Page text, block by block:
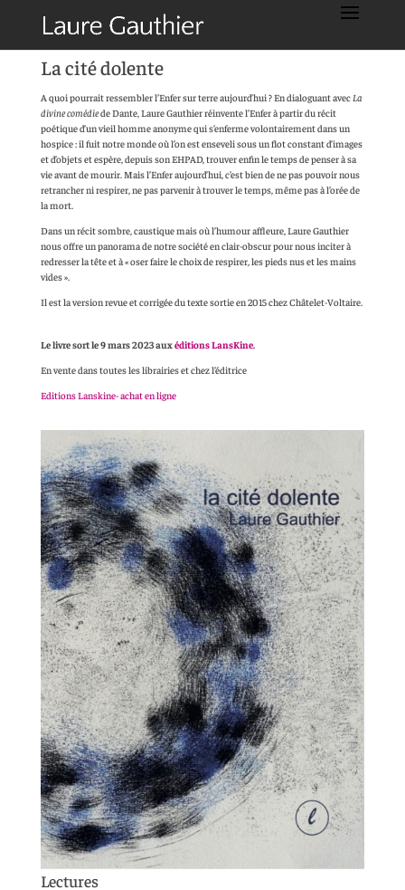
La cité dolente
A quoi pourrait ressembler l’Enfer sur terre aujourd’hui ? En dialoguant avec La
divine comédiede Dante, Laure Gauthier réinvente l’Enfer à partir du récit
poétique d’un vieil homme anonyme qui s’enferme volontairement dans un
hospice : il fuit notre monde où l’on est enseveli sous un flot constant d’images
et d’objets et espère, depuis son EHPAD, trouver enfin le temps de penser à sa
vie avant de mourir. Mais l’Enfer aujourd’hui, c’est bien de ne pas pouvoir nous
retrancher ni respirer, ne pas parvenir à trouver le temps, même pas à l’orée de
la mort.
Dans un récit sombre, caustique mais où l’humour affleure, Laure Gauthier
nous offre un panorama de notre société en clair-obscur pour nous inciter à
redresser la tête et à « oser faire le choix de respirer, les pieds nus et les mains
vides ».
Il est la version revue et corrigée du texte sortie en 2015 chez Châtelet-Voltaire.
Le livre sort le 9 mars 2023 auxéditions LansKine.
En vente dans toutes les librairies et chez l’éditrice
Editions Lanskine- achat en ligne
Lectures